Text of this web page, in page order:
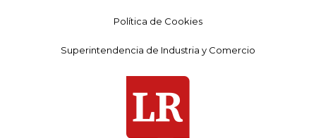
Política de Cookies
Superintendencia de Industria y Comercio